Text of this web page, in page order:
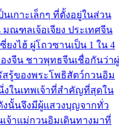
นเกาะเล็กๆ ที่ตั้งอยู่ในส่วน
ณฑลเจ้อเจียง ประเทศจีน
งไฮ้ ผู่โถวซานเป็น 1 ใน 4
จีน ชาวพุทธจีนเชื่อกันว่าผู่
รู้ของพระโพธิสัตว์กวนอิม
งในเทพเจ้าที่สำคัญที่สุดใน
นั้นจึงมีผู้แสวงบุญจากทั่ว
จ้าแม่กวนอิมเดินทางมาที่